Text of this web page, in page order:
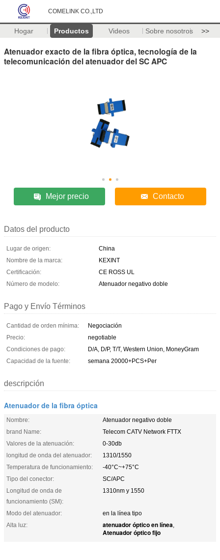
COMELINK CO.,LTD
Hogar Productos Videos Sobre nosotros >>
Atenuador exacto de la fibra óptica, tecnología de la
telecomunicación del atenuador del SC APC
Mejor precio Contacto
Datos del producto
Lugar de origen:
China
Nombre de la marca:
KEXINT
Certificación:
CE ROSS UL
Número de modelo:
Atenuador negativo doble
Pago y Envío Términos
Cantidad de orden mínima:
Negociación
Precio:
negotiable
Condiciones de pago:
D/A, D/P, T/T, Western Union, MoneyGram
Capacidad de la fuente:
semana 20000+PCS+Per
descripción
Atenuador de la fibra óptica
Nombre:
Atenuador negativo doble
brand Name:
Telecom CATV Network FTTX
Valores de la atenuación:
0-30db
longitud de onda del atenuador:
1310/1550
Temperatura de funcionamiento:
-40°C~+75°C
Tipo del conector:
SC/APC
Longitud de onda de
funcionamiento (SM):
1310nm y 1550
Modo del atenuador:
en la línea tipo
Alta luz:
atenuador óptico en línea,
Atenuador óptico fijo